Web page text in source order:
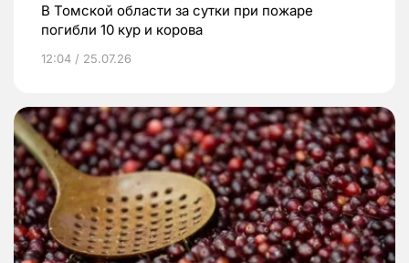
В Томской области за сутки при пожаре
погибли 10 кур и корова
12:04 / 25.07.26